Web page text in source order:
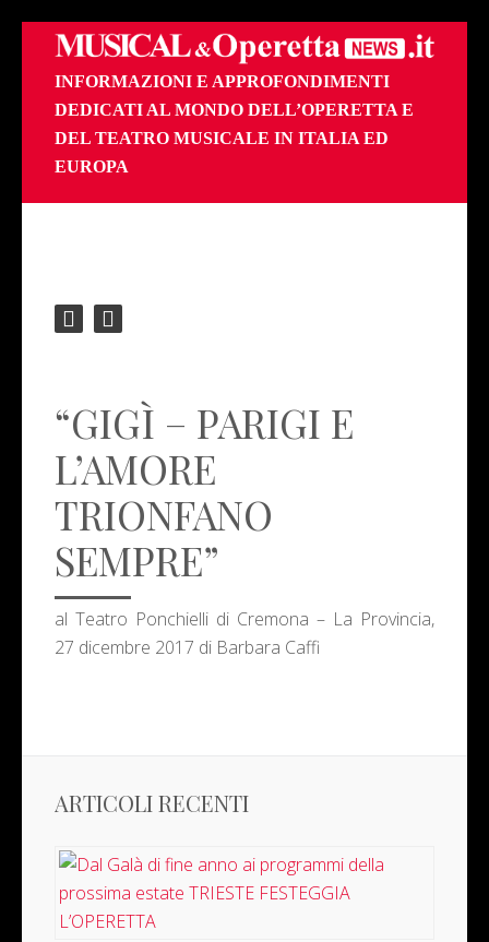
INFORMAZIONI E APPROFONDIMENTI
DEDICATI AL MONDO DELL’OPERETTA E
DEL TEATRO MUSICALE IN ITALIA ED
EUROPA
“GIGÌ – PARIGI E
L’AMORE
TRIONFANO
SEMPRE”
al Teatro Ponchielli di Cremona – La Provincia,
27 dicembre 2017 di Barbara Caffi
ARTICOLI RECENTI